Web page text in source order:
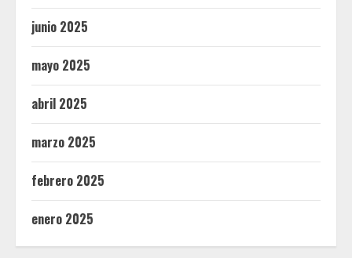
junio 2025
mayo 2025
abril 2025
marzo 2025
febrero 2025
enero 2025